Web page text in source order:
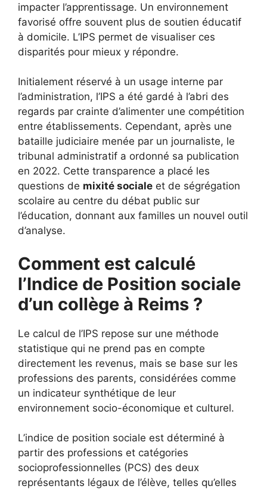
impacter l’apprentissage. Un environnement
favorisé offre souvent plus de soutien éducatif
à domicile. L’IPS permet de visualiser ces
disparités pour mieux y répondre.
Initialement réservé à un usage interne par
l’administration, l’IPS a été gardé à l’abri des
regards par crainte d’alimenter une compétition
entre établissements. Cependant, après une
bataille judiciaire menée par un journaliste, le
tribunal administratif a ordonné sa publication
en 2022. Cette transparence a placé les
questions de mixité sociale et de ségrégation
scolaire au centre du débat public sur
l’éducation, donnant aux familles un nouvel outil
d’analyse.
Comment est calculé
l’Indice de Position sociale
d’un collège à Reims ?
Le calcul de l’IPS repose sur une méthode
statistique qui ne prend pas en compte
directement les revenus, mais se base sur les
professions des parents, considérées comme
un indicateur synthétique de leur
environnement socio-économique et culturel.
L’indice de position sociale est déterminé à
partir des professions et catégories
socioprofessionnelles (PCS) des deux
représentants légaux de l’élève, telles qu’elles